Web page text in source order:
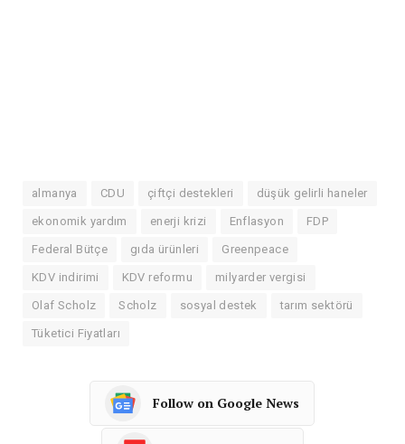
almanya CDU çiftçi destekleri düşük gelirli haneler
ekonomik yardım enerji krizi Enflasyon FDP
Federal Bütçe gıda ürünleri Greenpeace
KDV indirimi KDV reformu milyarder vergisi
Olaf Scholz Scholz sosyal destek tarım sektörü
Tüketici Fiyatları
Follow on Google News